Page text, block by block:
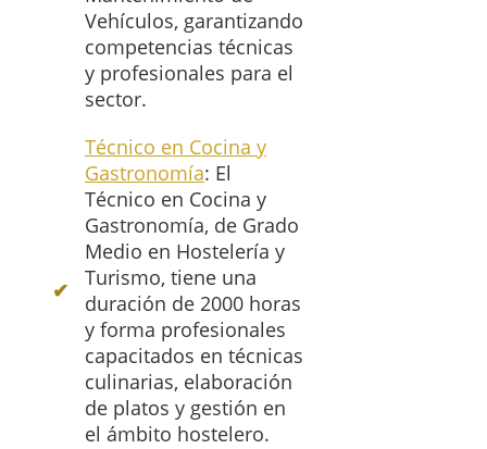
Vehículos, garantizando
competencias técnicas
y profesionales para el
sector.
Técnico en Cocina y
Gastronomía: El
Técnico en Cocina y
Gastronomía, de Grado
Medio en Hostelería y
Turismo, tiene una
duración de 2000 horas
y forma profesionales
capacitados en técnicas
culinarias, elaboración
de platos y gestión en
el ámbito hostelero.